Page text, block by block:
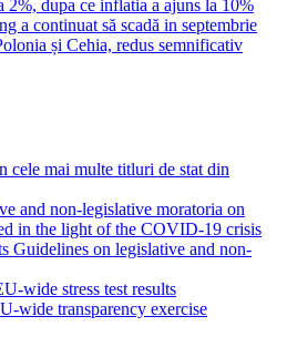
2%, dupa ce inflatia a ajuns la 10%
a continuat să scadă in septembrie
și Cehia, redus semnificativ
cele mai multe titluri de stat din
and non-legislative moratoria on
in the light of the COVID-19 crisis
Guidelines on legislative and non-
wide stress test results
wide transparency exercise